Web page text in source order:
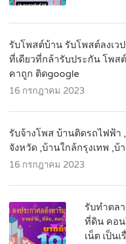
รับโพสต์บ้าน รับโพสต์ลงเว
ที่เดียวที่กล้ารับประกัน โพส
คาถูก ติดgoogle
16 กรกฎาคม 2023
รับจ้างโพส บ้านติดรถไฟฟ้า
จังหวัด ,บ้านใกล้กรุงเทพ ,บ้
16 กรกฎาคม 2023
รับทำตล
ที่ดิน คอน
เน็ต เป็น